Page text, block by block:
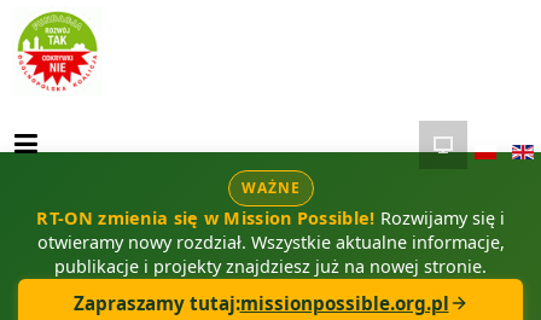
WAŻNE
RT-ON zmienia się w Mission Possible! Rozwijamy się i
otwieramy nowy rozdział. Wszystkie aktualne informacje,
publikacje i projekty znajdziesz już na nowej stronie.
Zapraszamy tutaj:missionpossible.org.pl